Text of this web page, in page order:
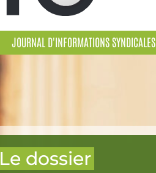
JOURNAL D'INFORMATIONS SYNDICALES
Le dossier